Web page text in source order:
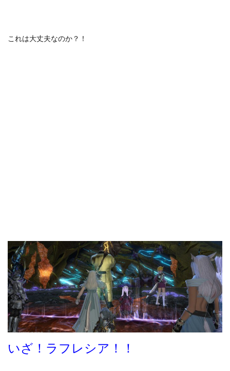
これは大丈夫なのか？！
いざ！ラフレシア！！